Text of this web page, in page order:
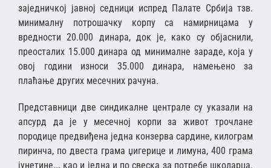
заједничкој јавној седници испред Палате Србија тзв.
минималну потрошачку корпу са намирницама у
вредности 20.000 динара, док је, како су објаснили,
преосталих 15.000 динара од минималне зараде, која у
овој години износи 35.000 динара, намењено за
плаћање других месечних рачуна.
Представници две синдикалне централе су указали на
апсурд да је у месечној корпи за живот трочлане
породице предвиђена једна конзерва сардине, килограм
пиринча, по двеста грама џигерице и лимуна, 400 грама
јунетине…, као и једна и по свеска за потребе школарца.